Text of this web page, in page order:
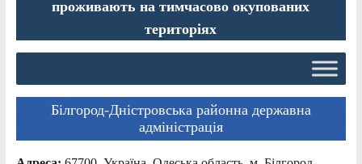
проживають на тимчасово окупованих
територіях
Білгород-Дністровська районна державна
адміністрація